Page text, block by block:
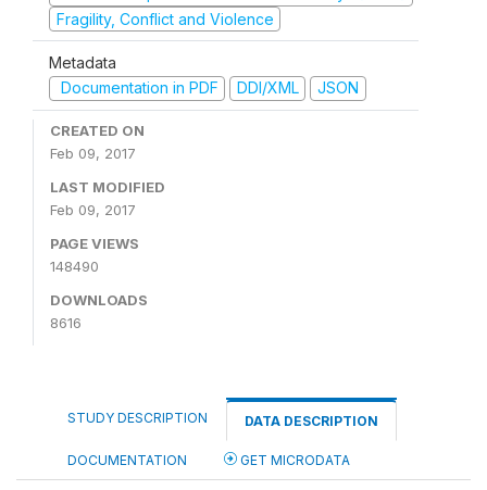
Fragility, Conflict and Violence
Metadata
Documentation in PDF
DDI/XML JSON
CREATED ON
Feb 09, 2017
LAST MODIFIED
Feb 09, 2017
PAGE VIEWS
148490
DOWNLOADS
8616
STUDY DESCRIPTION DATA DESCRIPTION
DOCUMENTATION GET MICRODATA